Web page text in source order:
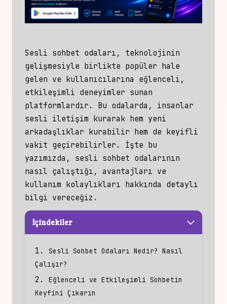
Sesli sohbet odaları, teknolojinin
gelişmesiyle birlikte popüler hale
gelen ve kullanıcılarına eğlenceli,
etkileşimli deneyimler sunan
platformlardır. Bu odalarda, insanlar
sesli iletişim kurarak hem yeni
arkadaşlıklar kurabilir hem de keyifli
vakit geçirebilirler. İşte bu
yazımızda, sesli sohbet odalarının
nasıl çalıştığı, avantajları ve
kullanım kolaylıkları hakkında detaylı
bilgi vereceğiz.
İçindekiler
Sesli Sohbet Odaları Nedir? Nasıl
Çalışır?
Eğlenceli ve Etkileşimli Sohbetin
Keyfini Çıkarın